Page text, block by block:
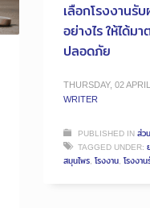
เลือกโรงงานรั
อย่างไร ให้ได้ม
ปลอดภัย
THURSDAY, 02
WRITER
PUBLISHED INส่ว
TAGGED UNDER:
สมุนไพร, โรงงาน, โรงงา